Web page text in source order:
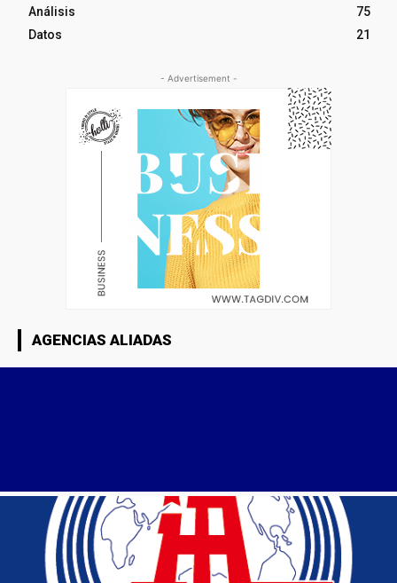
Análisis
75
Datos
21
- Advertisement -
AGENCIAS ALIADAS